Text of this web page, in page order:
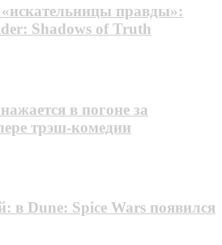
«искательницы правды»:
Shadows of Truth
в погоне за
трэш-комедии
в Dune: Spice Wars появился